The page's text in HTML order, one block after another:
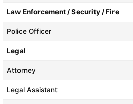
Law Enforcement / Security / Fire
Police Officer
Legal
Attorney
Legal Assistant